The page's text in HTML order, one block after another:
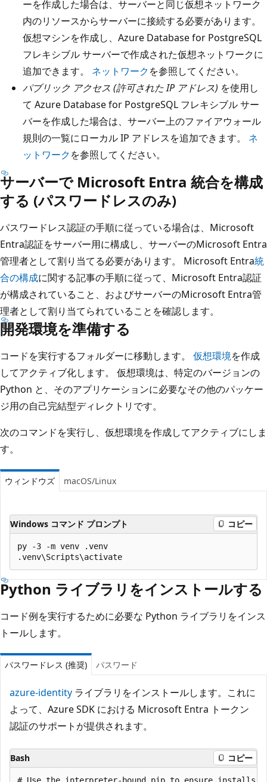
ーを作成した場合は、サーバーと同じ仮想ネットワーク
内のリソースからサーバーに接続する必要があります。
仮想マシンを作成し、Azure Database for PostgreSQL
フレキシブル サーバーで作成された仮想ネットワークに
追加できます。 ネットワークを参照してください。
パブリック アクセス (許可された IP アドレス) を使用し
て Azure Database for PostgreSQL フレキシブル サー
バーを作成した場合は、サーバー上のファイアウォール
規則の一覧にローカル IP アドレスを追加できます。 ネ
ットワークを参照してください。
サーバーで Microsoft Entra 統合を構成
する (パスワードレスのみ)
パスワードレス認証の手順に従っている場合は、Microsoft
Entra認証をサーバー用に構成し、サーバーのMicrosoft Entra
管理者として割り当てる必要があります。 Microsoft Entra統
合の構成に関する記事の手順に従って、Microsoft Entra認証
が構成されていること、およびサーバーのMicrosoft Entra管
理者として割り当てられていることを確認します。
開発環境を準備する
コードを実行するフォルダーに移動します。 仮想環境を作成
してアクティブ化します。 仮想環境は、特定のバージョンの
Python と、そのアプリケーションに必要なその他のパッケー
ジ用の自己完結型ディレクトリです。
次のコマンドを実行し、仮想環境を作成してアクティブにしま
す。
ウィンドウズ macOS/Linux
Windows コマンド プロンプト コピー
py -3 -m venv .venv
Python ライブラリをインストールする
コード例を実行するために必要な Python ライブラリをインス
トールします。
パスワードレス (推奨) パスワード
azure-identity ライブラリをインストールします。これに
よって、Azure SDK における Microsoft Entra トークン
認証のサポートが提供されます。
Bash コピー
# Use the interpreter-bound pip to ensure installs